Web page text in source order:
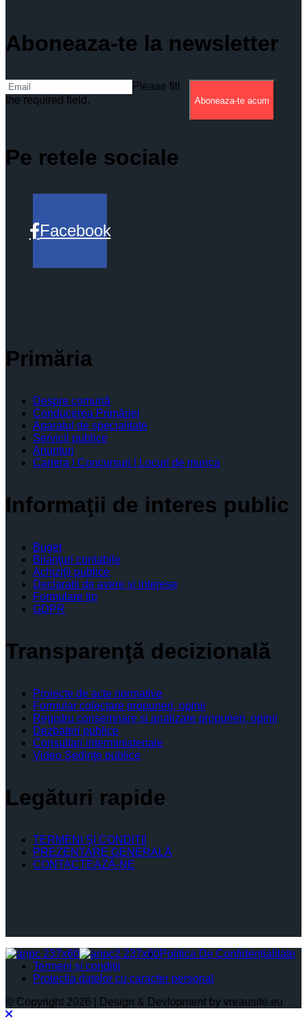
Aboneaza-te la newsletter
Please fill
the required field.
Aboneaza-te acum
Pe retele sociale
Facebook
Primăria
Despre comună
Conducerea Primăriei
Aparatul de specialitate
Servicii publice
Anunturi
Cariera | Concursuri | Locuri de munca
Informaţii de interes public
Buget
Bilanţuri contabile
Achiziţii publice
Declaratii de avere si interese
Formulare tip
GDPR
Transparenţă decizională
Proiecte de acte normative
Formular colectare propuneri, opinii
Registru consemnare si analizare propuneri, opinii
Dezbateri publice
Consultari interministeriale
Video Şedinţe publice
Legături rapide
TERMENI ŞI CONDIŢII
PREZENTARE GENERALĂ
CONTACTEAZĂ-NE
Politica De Confidențialitate
Termeni și condiții
Protectia datelor cu caracter personal
© Copyright 2026 | Design & Devlopment by vreausite.eu